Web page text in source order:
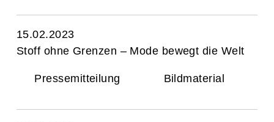
15.02.2023
Stoff ohne Grenzen – Mode bewegt die Welt
Pressemitteilung Bildmaterial